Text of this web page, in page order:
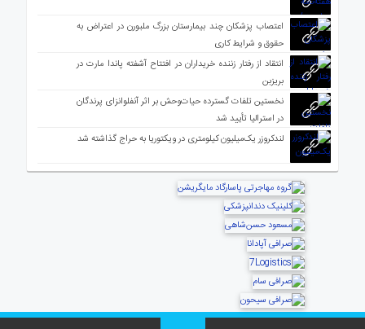
اعتصاب پزشکان چند بیمارستان بزرگ ملبورن در اعتراض به
حقوق و شرایط کاری
انتقاد از رفتار زننده خریداران در افتتاح آشفته پاندا مارت در
بریزبن
نخستین تلفات گسترده حیات‌وحش بر اثر آنفلوانزای پرندگان
در استرالیا تأیید شد
لندکروزر یک‌میلیون کیلومتری در ویکتوریا به حراج گذاشته شد